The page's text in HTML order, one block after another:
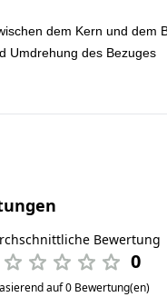
dem Kern und dem
Umdrehung des Bezuges
Bewertung
0
auf 0 Bewertung(en)